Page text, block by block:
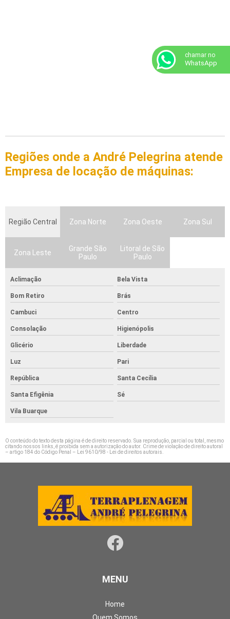
Regiões onde a André Pelegrina atende
Empresa de locação de máquinas:
Região Central Zona Norte Zona Oeste Zona Sul
Zona Leste
Grande São
Paulo
Litoral de São
Paulo
Aclimação Bela Vista
Bom Retiro Brás
Cambuci Centro
Consolação Higienópolis
Glicério Liberdade
Luz Pari
República Santa Cecília
Santa Efigênia Sé
Vila Buarque
O conteúdo do texto desta página é de direito reservado. Sua reprodução, parcial ou total, mesmo
citando nossos links, é proibida sem a autorização do autor. Crime de violação de direito autoral
– artigo 184 do Código Penal – Lei 9610/98 - Lei de direitos autorais.
MENU
Home
chamar no
WhatsApp